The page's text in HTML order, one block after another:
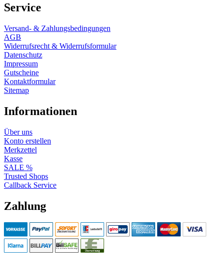
Service
Versand- & Zahlungsbedingungen
AGB
Widerrufsrecht & Widerrufsformular
Datenschutz
Impressum
Gutscheine
Kontaktformular
Sitemap
Informationen
Über uns
Konto erstellen
Merkzettel
Kasse
SALE %
Trusted Shops
Callback Service
Zahlung